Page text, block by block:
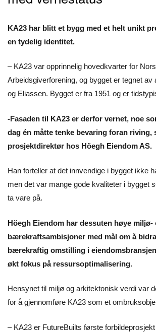
KA23 har blitt et bygg med et helt unikt
en tydelig identitet.
– KA23 var opprinnelig hovedkvarter for
Arbeidsgiverforening, og bygget er tegnet av
og Eliassen. Bygget er fra 1951 og er
-Fasaden til KA23 er derfor vernet, noe
dag én måtte tenke bevaring foran riving,
prosjektdirektør hos Höegh Eiendom AS.
Han forteller at det innvendige i bygget ikke
men det var mange gode kvaliteter i bygget
ta vare på.
Höegh Eiendom har dessuten høye miljø-
bærekraftsambisjoner med mål om å
bærekraftig omstilling i
økt fokus på ressursoptimalisering.
Hensynet til miljø og arkitektonisk verdi var
for å gjennomføre KA23 som et
– KA23 er FutureBuilts første